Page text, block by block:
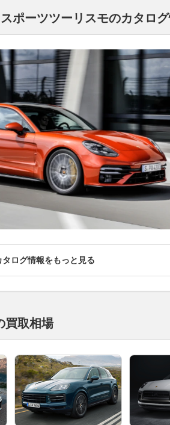
ポーツツーリスモのカタロ
タログ情報をもっと見る
買取相場